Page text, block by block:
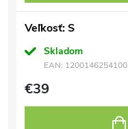
Veľkosť: S
Skladom
EAN: 1200146254100
€39